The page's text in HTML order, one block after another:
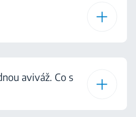
aviváž. Co s